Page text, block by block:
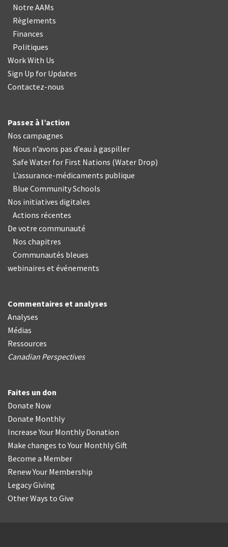
Notre AAMs
Règlements
Finances
Politiques
Work With Us
Sign Up for Updates
Contactez-nous
Passez à l’action
Nos campagnes
Nous n’avons pas d’eau à gaspiller
Safe Water for First Nations (Water Drop)
L’assurance-médicaments publique
Blue Community Schools
Nos initiatives digitales
Actions récentes
De votre communauté
Nos chapitres
Communautés bleues
webinaires et événements
Commentaires et analyses
Analyses
Médias
Ressources
Canadian Perspectives
Faites un don
Donate Now
Donate Monthly
Increase Your Monthly Donation
Make changes to Your Monthly Gift
Become a Member
Renew Your Membership
Legacy Giving
Other Ways to Give